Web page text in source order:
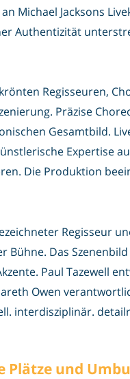
Michael Jacksons
Authentizität
Regisseuren,
Präzise
Gesamtbild.
Expertise
Die Produktion
Regisseur
Bühne. Das
Paul Tazewell
Owen
interdisziplinär.
und